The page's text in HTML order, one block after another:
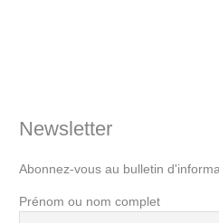
Newsletter
Abonnez-vous au bulletin
Prénom ou nom complet